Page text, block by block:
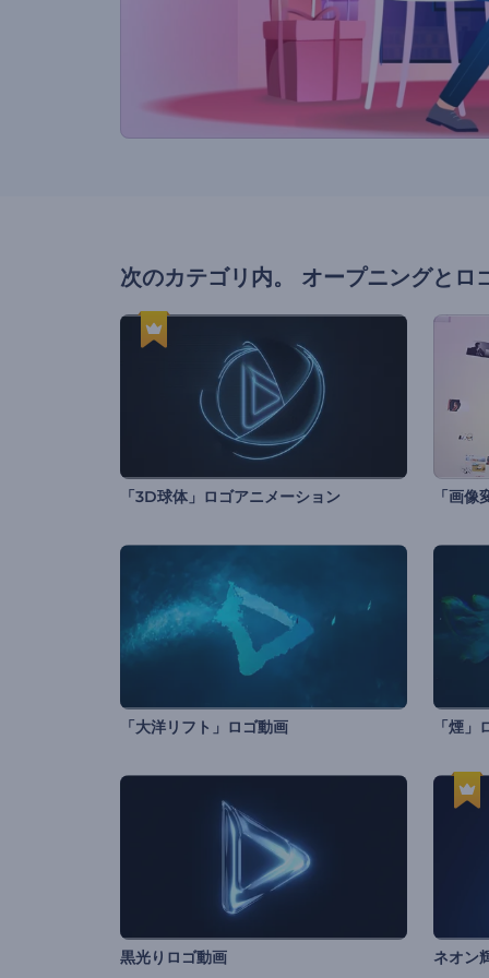
次のカテゴリ内。 オープニングとロ
「3D球体」ロゴアニメーション 「画
「大洋リフト」ロゴ動画 「煙
黒光りロゴ動画 ネオン